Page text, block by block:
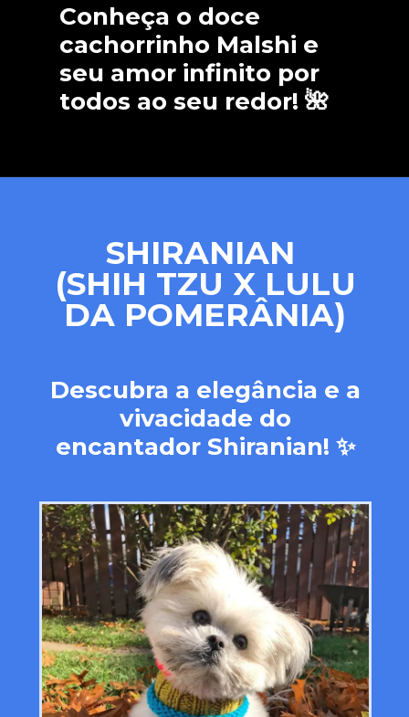
Conheça o doce
cachorrinho Malshi e
seu amor infinito por
todos ao seu redor! 🌺
SHIRANIAN
(SHIH TZU X LULU
DA POMERÂNIA)
Descubra a elegância e a
vivacidade do
encantador Shiranian! ✨